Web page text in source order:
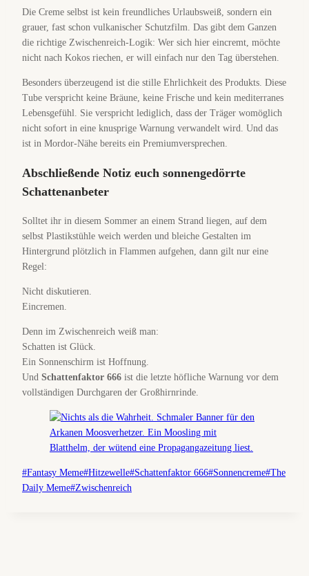
Die Creme selbst ist kein freundliches Urlaubsweiß, sondern ein
grauer, fast schon vulkanischer Schutzfilm. Das gibt dem Ganzen
die richtige Zwischenreich-Logik: Wer sich hier eincremt, möchte
nicht nach Kokos riechen, er will einfach nur den Tag überstehen.
Besonders überzeugend ist die stille Ehrlichkeit des Produkts. Diese
Tube verspricht keine Bräune, keine Frische und kein mediterranes
Lebensgefühl. Sie verspricht lediglich, dass der Träger womöglich
nicht sofort in eine knusprige Warnung verwandelt wird. Und das
ist in Mordor-Nähe bereits ein Premiumversprechen.
Abschließende Notiz euch sonnengedörrte
Schattenanbeter
Solltet ihr in diesem Sommer an einem Strand liegen, auf dem
selbst Plastikstühle weich werden und bleiche Gestalten im
Hintergrund plötzlich in Flammen aufgehen, dann gilt nur eine
Regel:
Nicht diskutieren.
Eincremen.
Denn im Zwischenreich weiß man:
Schatten ist Glück.
Ein Sonnenschirm ist Hoffnung.
Und Schattenfaktor 666 ist die letzte höfliche Warnung vor dem
vollständigen Durchgaren der Großhirnrinde.
Schlagworte:
#Fantasy Meme#Hitzewelle#Schattenfaktor 666#Sonnencreme#The
Daily Meme#Zwischenreich